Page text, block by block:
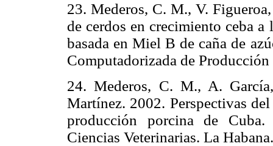
23. Mederos, C. M., V.
de cerdos en crecimiento ceba
basada en Miel B de caña de
Computadorizada de
24. Mederos, C. M., A.
Martínez. 2002. Perspectivas
producción porcina de
Ciencias Veterinarias. La